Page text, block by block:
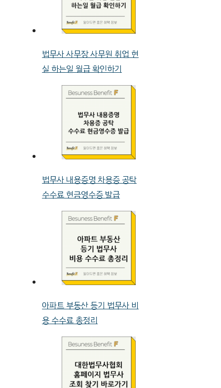
법무사 사무장 사무원 취업 현
실 하는일 월급 확인하기
법무사 내용증명 차용증 공탁
수수료 현금영수증 발급
아파트 부동산 등기 법무사 비
용 수수료 총정리